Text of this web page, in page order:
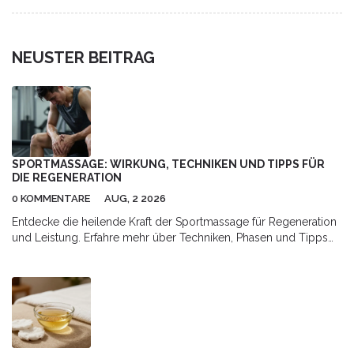
NEUSTER BEITRAG
SPORTMASSAGE: WIRKUNG, TECHNIKEN UND TIPPS FÜR
DIE REGENERATION
0 KOMMENTARE AUG, 2 2026
Entdecke die heilende Kraft der Sportmassage für Regeneration
und Leistung. Erfahre mehr über Techniken, Phasen und Tipps